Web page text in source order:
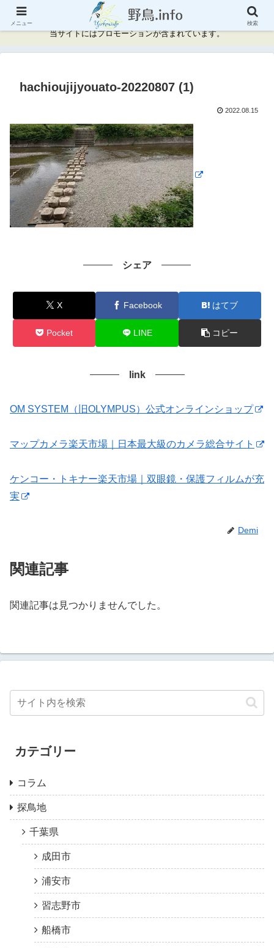
神奈川県周辺の野鳥情報と記録
当サイトにはプロモーションが含まれています。
hachioujijyouato-20220807 (1)
2022.08.15
シェア
X Facebook はてブ
Pocket LINE コピー
link
OM SYSTEM（旧OLYMPUS）公式オンラインショップ
マップカメラ楽天市場｜日本最大級のカメラ総合サイト
ケンコー・トキナー楽天市場｜双眼鏡・保護フィルムが充
実
Demi
関連記事
関連記事は見つかりませんでした。
カテゴリー
コラム
探鳥地
千葉県
成田市
浦安市
習志野市
船橋市
メニュー 検索